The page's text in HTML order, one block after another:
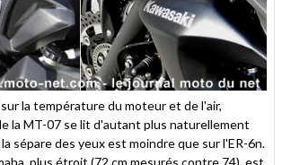
la température du moteur et de l'air,
la MT-07 se lit d'autant plus naturellement
sépare des yeux est moindre que sur l'ER-6n.
plus étroit (72 cm mesurés contre 74), est